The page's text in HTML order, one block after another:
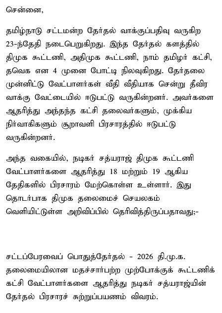
சென்னை,
தமிழ்நாடு சட்டமன்ற தேர்தல் வாக்குப்பதிவு வருகிற
23-ந்தேதி நடைபெறுகிறது. இந்த தேர்தல் களத்தில்
திமுக கூட்டணி, அதிமுக கூட்டணி, நாம் தமிழர் கட்சி,
தவெக என 4 முனை போட்டி நிலவுகிறது. தேர்தலை
முன்னிட்டு வேட்பாளர்கள் வீதி வீதியாக சென்று தீவிர
வாக்கு வேட்டையில் ஈடுபட்டு வருகின்றனர். அவர்களை
ஆதரித்து அந்தந்த கட்சி தலைவர்களும், முக்கிய
நிர்வாகிகளும் சூறாவளி பிரசாரத்தில் ஈடுபட்டு
வருகின்றனர்.
அந்த வகையில், நடிகர் சத்யராஜ் திமுக கூட்டணி
வேட்பாளர்களை ஆதரித்து 18 மற்றும் 19 ஆகிய
தேதிகளில் பிரசாரம் மேற்கொள்ள உள்ளார். இது
தொடர்பாக திமுக தலைமைச் செயலகம்
வெளியிட்டுள்ள அறிவிப்பில் தெரிவித்திருப்பதாவது;-
சட்டப்பேரவைப் பொதுத்தேர்தல் - 2026 தி.மு.க.
தலைமையிலான மதச்சார்பற்ற முற்போக்குக் கூட்டணிக்
கட்சி வேட்பாளர்களை ஆதரித்து நடிகர் சத்யராஜ்யின்
தேர்தல் பிரசாரச் சுற்றுப்பயணம் விவரம்.